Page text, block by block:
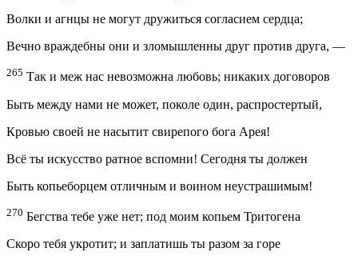
Волки и агнцы не могут дружиться согласием сердца;
Вечно враждебны они и зломышленны друг против друга, —
265 Так и меж нас невозможна любовь; никаких договоров
Быть между нами не может, поколе один, распростертый,
Кровью своей не насытит свирепого бога Арея!
Всё ты искусство ратное вспомни! Сегодня ты должен
Быть копьеборцем отличным и воином неустрашимым!
270 Бегства тебе уже нет; под моим копьем Тритогена
Скоро тебя укротит; и заплатишь ты разом за горе